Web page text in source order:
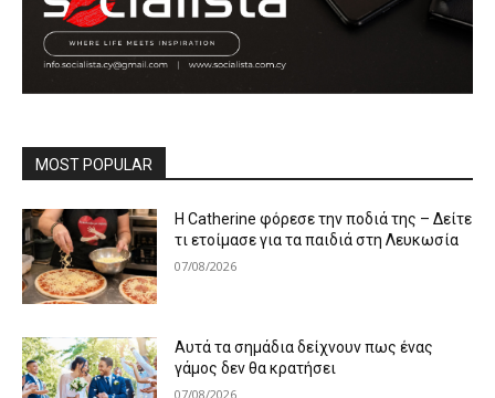
MOST POPULAR
Η Catherine φόρεσε την ποδιά της – Δείτε
τι ετοίμασε για τα παιδιά στη Λευκωσία
07/08/2026
Αυτά τα σημάδια δείχνουν πως ένας
γάμος δεν θα κρατήσει
07/08/2026